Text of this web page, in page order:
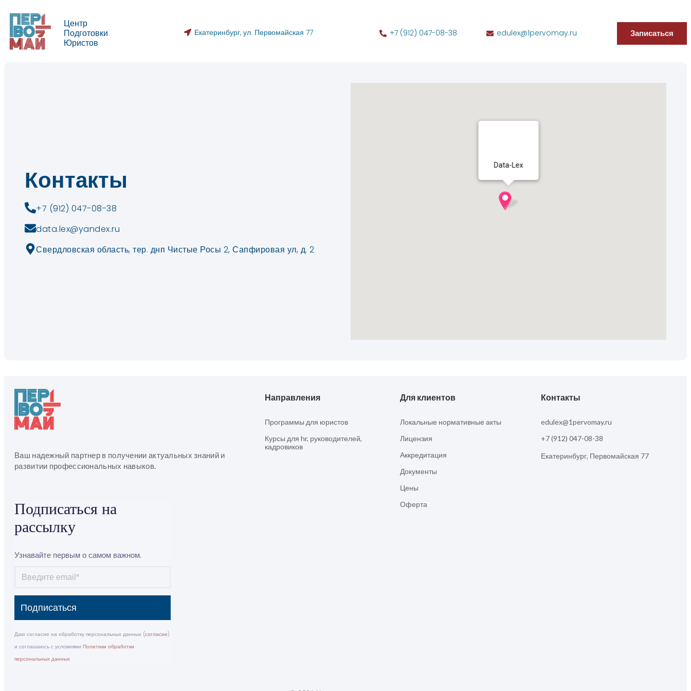
Центр
Подготовки
Юристов
Екатеринбург, ул. Первомайская 77 +7 (912) 047-08-38 edulex@1pervomay.ru Записаться
Контакты
+7 (912) 047-08-38
data.lex@yandex.ru
Свердловская область, тер. днп Чистые Росы 2, Сапфировая ул, д. 2
Data-Lex
Ваш надежный партнер в получении актуальных знаний и
развитии профессиональных навыков.
Подписаться на
рассылку
Узнавайте первым о самом важном.
Подписаться
Даю согласие на обработку персональных данных (согласие)
и соглашаюсь с условиями Политики обработки
персональных данных
Направления
Программы для юристов
Курсы для hr, руководителей,
кадровиков
Для клиентов
Локальные нормативные акты
Лицензия
Аккредитация
Документы
Цены
Оферта
Контакты
edulex@1pervomay.ru
+7 (912) 047-08-38
Екатеринбург, Первомайская 77